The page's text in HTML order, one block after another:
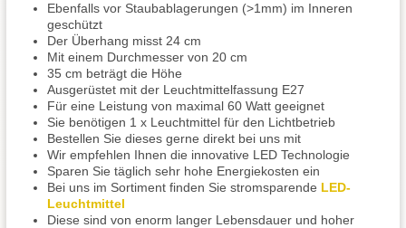
Ebenfalls vor Staubablagerungen (>1mm) im Inneren
geschützt
Der Überhang misst 24 cm
Mit einem Durchmesser von 20 cm
35 cm beträgt die Höhe
Ausgerüstet mit der Leuchtmittelfassung E27
Für eine Leistung von maximal 60 Watt geeignet
Sie benötigen 1 x Leuchtmittel für den Lichtbetrieb
Bestellen Sie dieses gerne direkt bei uns mit
Wir empfehlen Ihnen die innovative LED Technologie
Sparen Sie täglich sehr hohe Energiekosten ein
Bei uns im Sortiment finden Sie stromsparende LED-
Leuchtmittel
Diese sind von enorm langer Lebensdauer und hoher